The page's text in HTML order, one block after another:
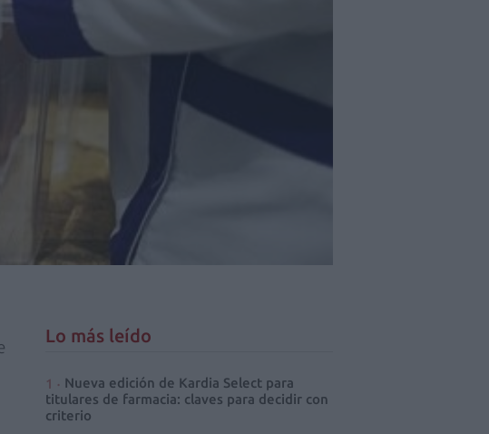
Lo más leído
Nueva edición de Kardia Select para
titulares de farmacia: claves para decidir con
criterio